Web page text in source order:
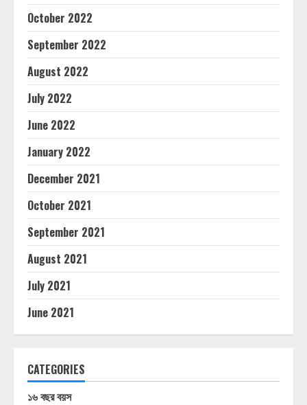
October 2022
September 2022
August 2022
July 2022
June 2022
January 2022
December 2021
October 2021
September 2021
August 2021
July 2021
June 2021
CATEGORIES
১৬ বছর বয়স